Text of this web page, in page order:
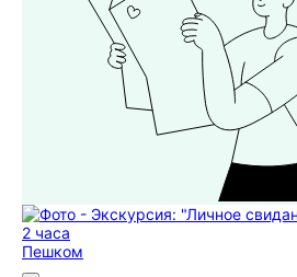
2 часа
Пешком